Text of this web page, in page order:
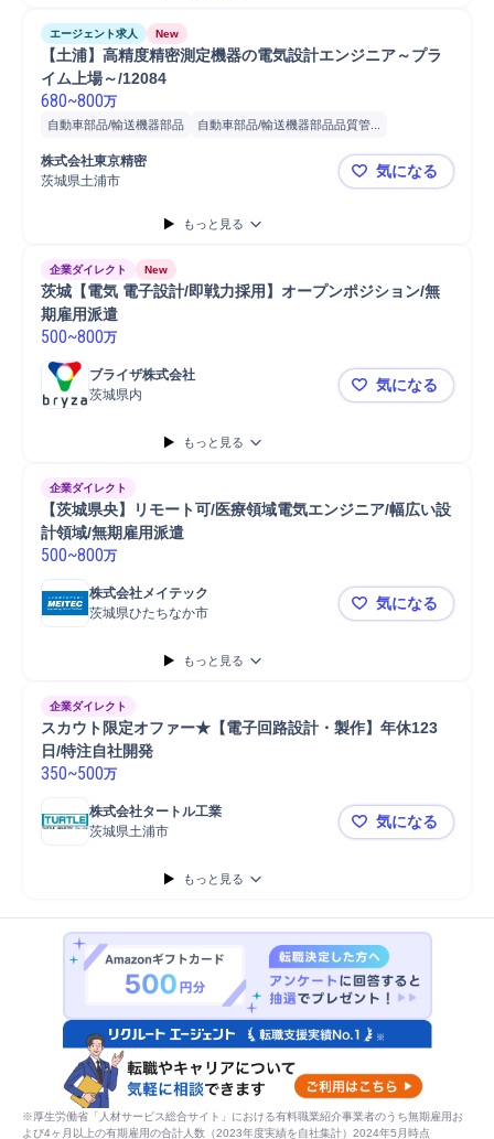
エージェント求人 New
【土浦】高精度精密測定機器の電気設計エンジニア～プラ
イム上場～/12084
680~800万
自動車部品/輸送機器部品
自動車部品/輸送機器部品品質管...
自動車部品/輸送機器部品製造
自動車/輸送機器
研究開発
自動車部品
デジタル回路設計
株式会社東京精密
茨城県土浦市
【土浦】高
気になる
もっと見る
企業ダイレクト New
茨城【電気 電子設計/即戦力採用】オープンポジション/無
期雇用派遣
500~800万
ブライザ株式会社
茨城県内
茨城【電気
気になる
もっと見る
企業ダイレクト
【茨城県央】リモート可/医療領域電気エンジニア/幅広い設
計領域/無期雇用派遣
500~800万
株式会社メイテック
茨城県ひたちなか市
【茨城県央
気になる
もっと見る
企業ダイレクト
スカウト限定オファー★【電子回路設計・製作】年休123
日/特注自社開発
350~500万
株式会社タートル工業
茨城県土浦市
スカウト限
気になる
もっと見る
※厚生労働省「人材サービス総合サイト」における有料職業紹介事業者のうち無期雇用お
よび4ヶ月以上の有期雇用の合計人数（2023年度実績を自社集計）2024年5月時点